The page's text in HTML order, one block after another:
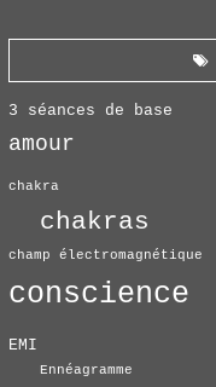
3 séances de base
amour
chakra
chakras
champ électromagnétique
conscience
EMI
Ennéagramme